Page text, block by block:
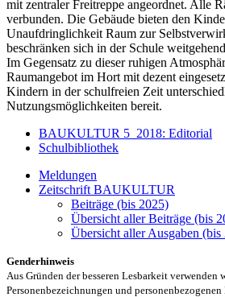
mit zentraler Freitreppe angeordnet. Alle
verbunden. Die Gebäude bieten den
Unaufdringlichkeit Raum zur
beschränken sich in der Schule
Im Gegensatz zu dieser ruhigen
Raumangebot im Hort mit dezent
Kindern in der schulfreien Zeit
Nutzungsmöglichkeiten bereit.
BAUKULTUR 5_2018: Editorial
Schulbibliothek
Meldungen
Zeitschrift BAUKULTUR
Beiträge (bis 2025)
Übersicht aller Beiträge (bis
Übersicht aller Ausgaben (bis
Genderhinweis
Aus Gründen der besseren Lesbarkeit verwenden
Personenbezeichnungen und